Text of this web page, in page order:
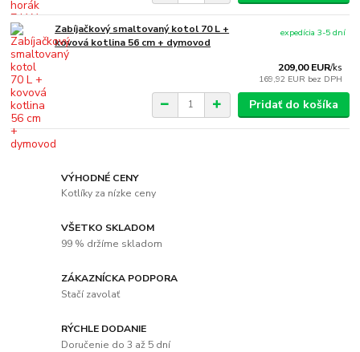
Zabíjačkový smaltovaný kotol 70 L +
kovová kotlina 56 cm + dymovod
209,00 EUR/ks
169,92 EUR bez DPH
expedícia 3-5 dní
Pridať do košíka
VÝHODNÉ CENY
Kotlíky za nízke ceny
VŠETKO SKLADOM
99 % držíme skladom
ZÁKAZNÍCKA PODPORA
Stačí zavolať
RÝCHLE DODANIE
Doručenie do 3 až 5 dní